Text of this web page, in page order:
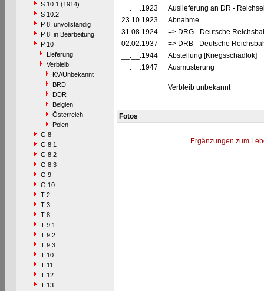
S 10.1 (1914)
S 10.2
P 8, unvollständig
P 8, in Bearbeitung
P 10
Lieferung
Verbleib
KV/Unbekannt
BRD
DDR
Belgien
Österreich
Polen
G 8
G 8.1
G 8.2
G 8.3
G 9
G 10
T 2
T 3
T 8
T 9.1
T 9.2
T 9.3
T 10
T 11
T 12
T 13
__.__.1923
Auslieferung an DR -
23.10.1923
Abnahme
31.08.1924
=> DRG - Deutsche
02.02.1937
=> DRB - Deutsche
__.__.1944
Abstellung [Kriegsschadlok]
__.__.1947
Ausmusterung
Verbleib unbekannt
Fotos
Ergänzungen zum